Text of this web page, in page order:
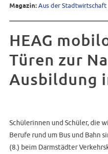
Magazin:Aus der Stadtwirtschaft
HEAG
Türen zur
Ausbildung
Schülerinnen und Schüler, die
Berufe rund um Bus und Bahn
(8.) beim Darmstädter